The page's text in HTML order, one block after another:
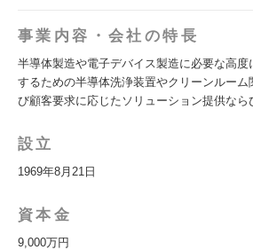
事業内容・会社の特長
半導体製造や電子デバイス製造に必要な高
するための半導体洗浄装置やクリーンルーム
び顧客要求に応じたソリューション提供なら
設立
1969年8月21日
資本金
9,000万円